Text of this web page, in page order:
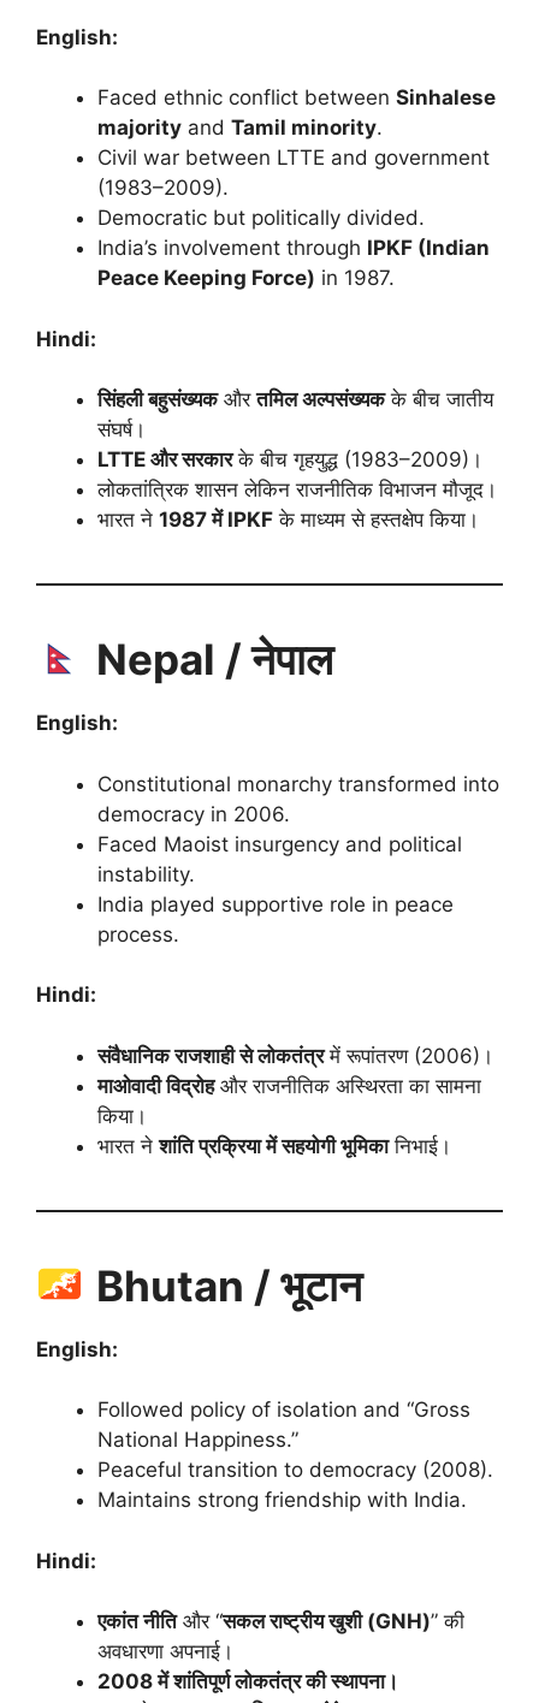
English:
Faced ethnic conflict between Sinhalese
majority and Tamil minority.
Civil war between LTTE and government
(1983–2009).
Democratic but politically divided.
India’s involvement through IPKF (Indian
Peace Keeping Force) in 1987.
Hindi:
सिंहली बहुसंख्यकऔरतमिल अल्पसंख्यकके बीच जातीय
संघर्ष।
LTTE और सरकारके बीच गृहयुद्ध (1983–2009)।
लोकतांत्रिक शासन लेकिन राजनीतिक विभाजन मौजूद।
भारत ने 1987 में IPKF के माध्यम से हस्तक्षेप किया।
Nepal / नेपाल
English:
Constitutional monarchy transformed into
democracy in 2006.
Faced Maoist insurgency and political
instability.
India played supportive role in peace
process.
Hindi:
संवैधानिक राजशाही से लोकतंत्रमें रूपांतरण (2006)।
माओवादी विद्रोहऔर राजनीतिक अस्थिरता का सामना
किया।
भारत नेशांति प्रक्रिया में सहयोगी भूमिकानिभाई।
Bhutan / भूटान
English:
Followed policy of isolation and “Gross
National Happiness.”
Peaceful transition to democracy (2008).
Maintains strong friendship with India.
Hindi:
एकांत नीतिऔर “सकल राष्ट्रीय खुशी (GNH)” की
अवधारणा अपनाई।
2008 में शांतिपूर्ण लोकतंत्र की स्थापना।